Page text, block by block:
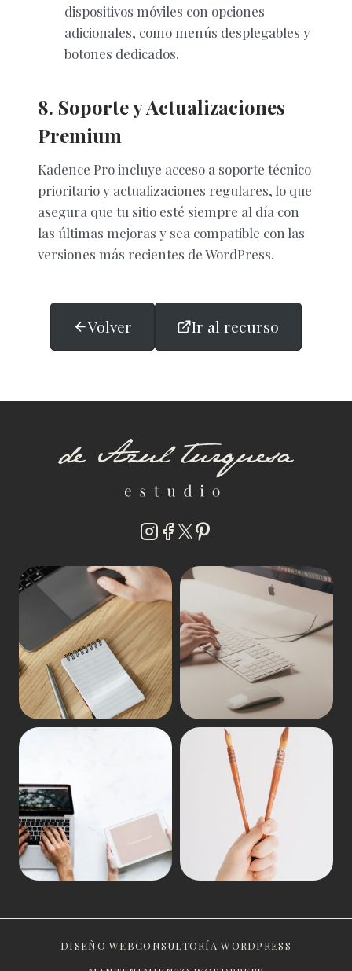
dispositivos móviles con opciones
adicionales, como menús desplegables y
botones dedicados.
8. Soporte y Actualizaciones
Premium
Kadence Pro incluye acceso a soporte técnico
prioritario y actualizaciones regulares, lo que
asegura que tu sitio esté siempre al día con
las últimas mejoras y sea compatible con las
versiones más recientes de WordPress.
Volver Ir al recurso
DISEÑO WEBCONSULTORÍA WORDPRESS